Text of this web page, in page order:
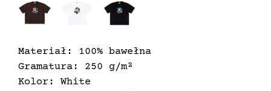
Materiał: 100% bawełna
Gramatura: 250 g/m²
Kolor: White